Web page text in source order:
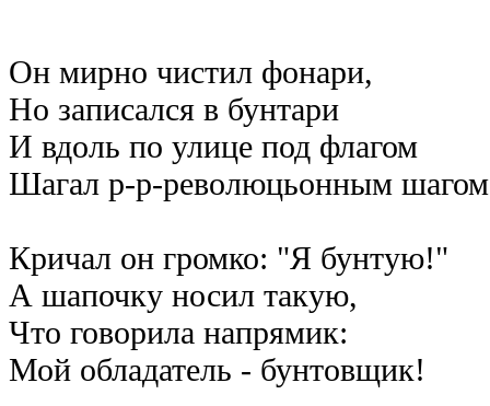
Он мирно чистил фонари,
Но записался в бунтари
И вдоль по улице под флагом
Шагал р-р-революцьонным
Кричал он громко: "Я бунтую!"
А шапочку носил такую,
Что говорила напрямик:
Мой обладатель - бунтовщик!